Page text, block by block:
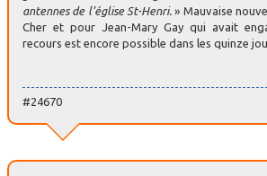
antennes de l’église St-Henri.» Mauvaise
Cher et pour Jean-Mary Gay qui avait
recours est encore possible dans les quinze
#24670